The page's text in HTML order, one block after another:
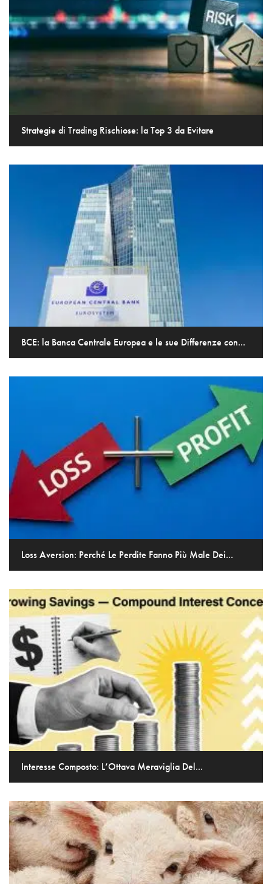
Strategie di Trading Rischiose: la Top 3 da Evitare
BCE: la Banca Centrale Europea e le sue Differenze con...
Loss Aversion: Perché Le Perdite Fanno Più Male Dei...
Interesse Composto: L’Ottava Meraviglia Del...